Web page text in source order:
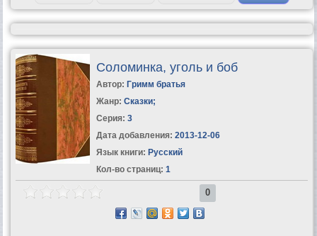
Соломинка, уголь и боб
Автор: Гримм братья
Жанр: Сказки;
Серия: 3
Дата добавления: 2013-12-06
Язык книги: Русский
Кол-во страниц: 1
0